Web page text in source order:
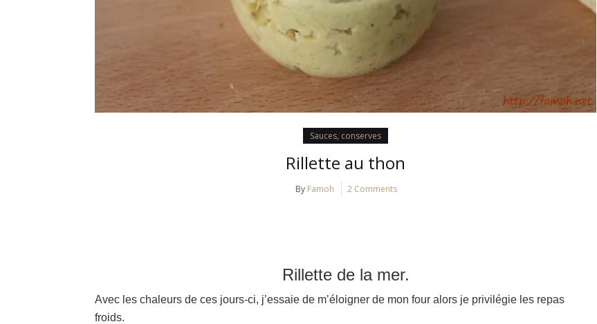
Sauces, conserves
Rillette au thon
By Famoh 2 Comments
Rillette de la mer.
Avec les chaleurs de ces jours-ci, j’essaie de m’éloigner de mon four alors je privilégie les repas
froids.